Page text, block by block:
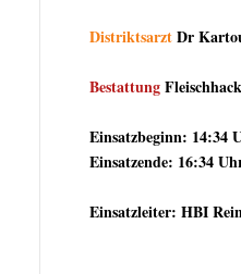
DistriktsarztDr
Bestattung
Einsatzbeginn: 14:34
Einsatzende: 16:34
Einsatzleiter: HBI